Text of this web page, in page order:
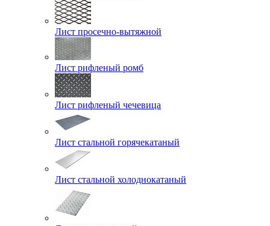
Лист просечно-вытяжной
Лист рифленый ромб
Лист рифленый чечевица
Лист стальной горячекатаный
Лист стальной холоднокатаный